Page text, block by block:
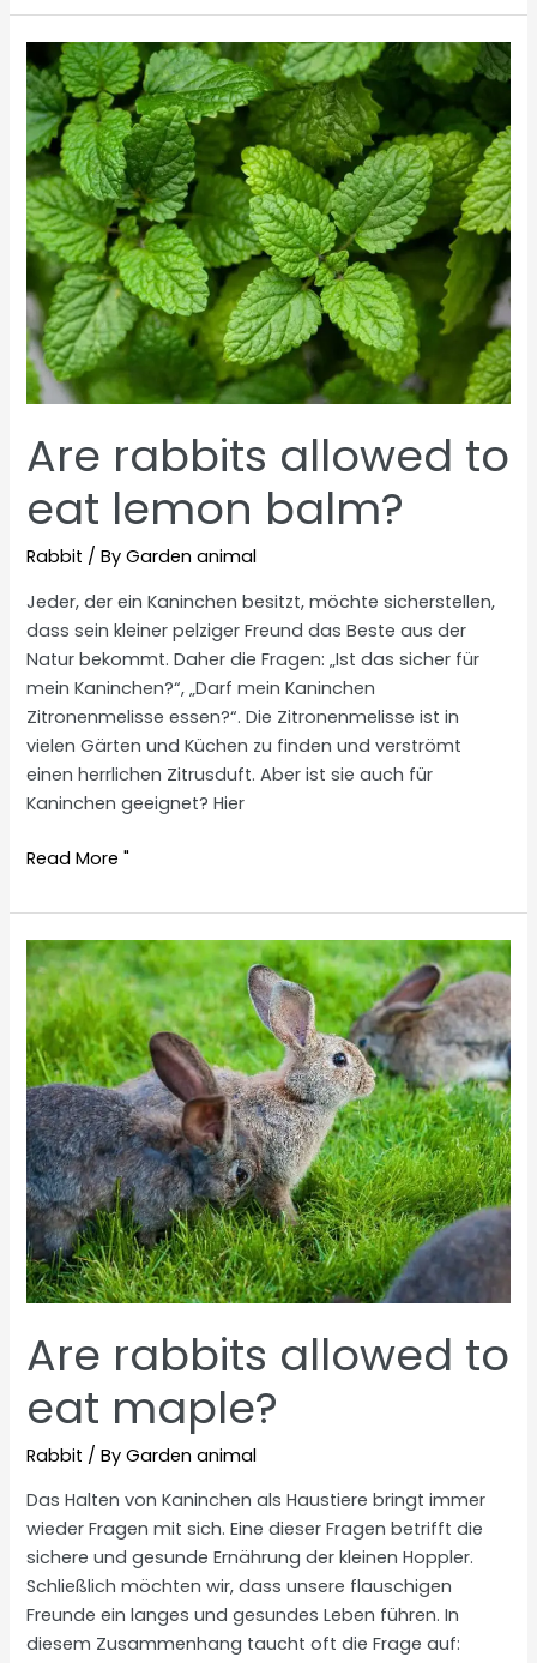
allowed
to
eat
sage?
Are rabbits allowed to
eat lemon balm?
Rabbit / ByGarden animal
Jeder, der ein Kaninchen besitzt, möchte sicherstellen,
dass sein kleiner pelziger Freund das Beste aus der
Natur bekommt. Daher die Fragen: „Ist das sicher für
mein Kaninchen?“, „Darf mein Kaninchen
Zitronenmelisse essen?“. Die Zitronenmelisse ist in
vielen Gärten und Küchen zu finden und verströmt
einen herrlichen Zitrusduft. Aber ist sie auch für
Kaninchen geeignet? Hier
Are
allowed
to
eat
lemon
balm?
Read More "
Are rabbits allowed to
eat maple?
Rabbit / ByGarden animal
Das Halten von Kaninchen als Haustiere bringt immer
wieder Fragen mit sich. Eine dieser Fragen betrifft die
sichere und gesunde Ernährung der kleinen Hoppler.
Schließlich möchten wir, dass unsere flauschigen
Freunde ein langes und gesundes Leben führen. In
diesem Zusammenhang taucht oft die Frage auf: